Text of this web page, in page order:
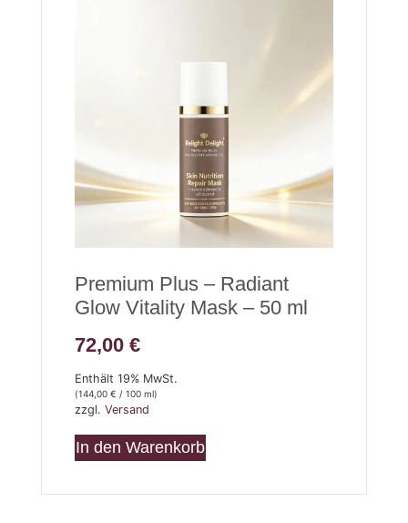
Premium Plus – Radiant
Glow Vitality Mask – 50 ml
72,00 €
Enthält 19% MwSt.
(144,00 € / 100 ml)
zzgl. Versand
In den Warenkorb